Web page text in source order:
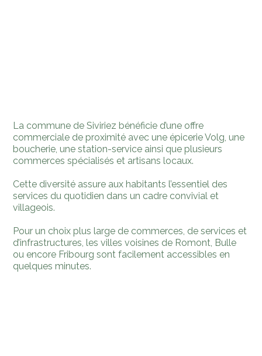
La commune de Siviriez bénéficie d’une offre
commerciale de proximité avec une épicerie Volg, une
boucherie, une station-service ainsi que plusieurs
commerces spécialisés et artisans locaux.
Cette diversité assure aux habitants l’essentiel des
services du quotidien dans un cadre convivial et
villageois.
Pour un choix plus large de commerces, de services et
d’infrastructures, les villes voisines de Romont, Bulle
ou encore Fribourg sont facilement accessibles en
quelques minutes.